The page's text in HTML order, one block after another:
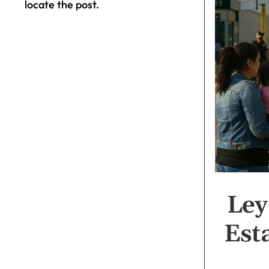
locate the post.